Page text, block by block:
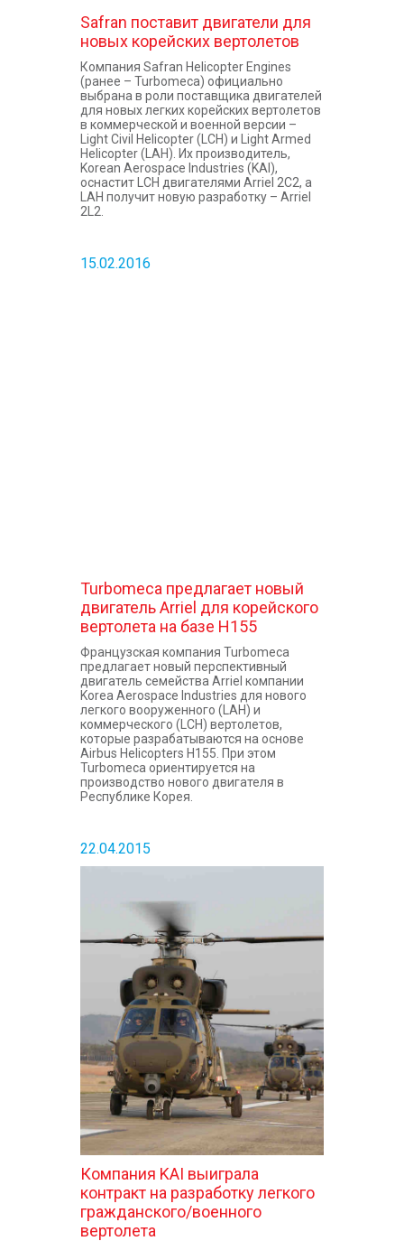
Safran поставит двигатели для
новых корейских вертолетов
Компания Safran Helicopter Engines
(ранее – Turbomeca) официально
выбрана в роли поставщика двигателей
для новых легких корейских вертолетов
в коммерческой и военной версии –
Light Civil Helicopter (LCH) и Light Armed
Helicopter (LAH). Их производитель,
Korean Aerospace Industries (KAI),
оснастит LCH двигателями Arriel 2C2, а
LAH получит новую разработку – Arriel
2L2.
15.02.2016
Turbomeca предлагает новый
двигатель Arriel для корейского
вертолета на базе H155
Французская компания Turbomeca
предлагает новый перспективный
двигатель семейства Arriel компании
Korea Aerospace Industries для нового
легкого вооруженного (LAH) и
коммерческого (LCH) вертолетов,
которые разрабатываются на основе
Airbus Helicopters H155. При этом
Turbomeca ориентируется на
производство нового двигателя в
Республике Корея.
22.04.2015
Компания KAI выиграла
контракт на разработку легкого
гражданского/военного
вертолета